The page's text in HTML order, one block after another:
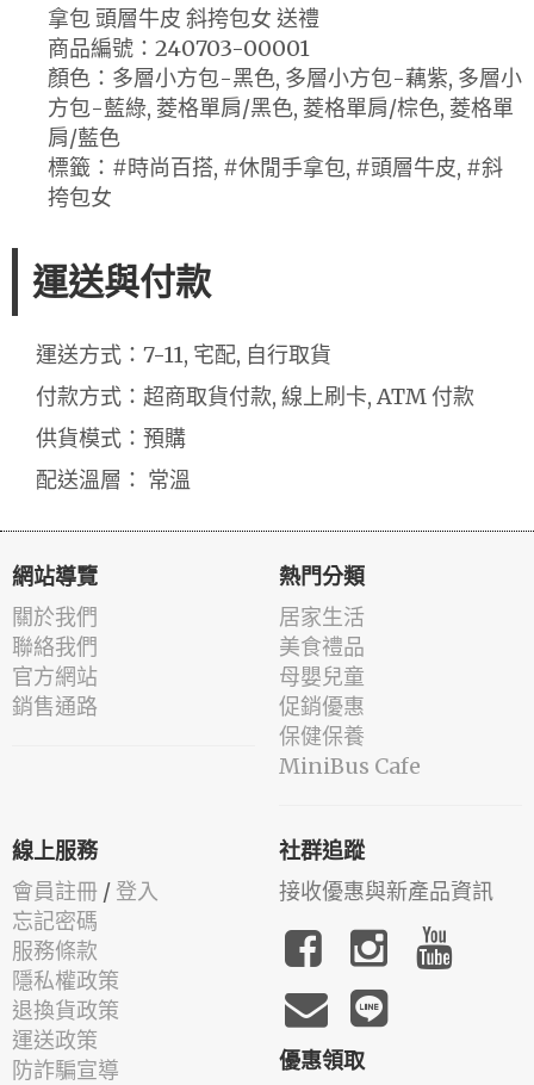
拿包 頭層牛皮 斜挎包女 送禮
商品編號：240703-00001
顏色：多層小方包-黑色, 多層小方包-藕紫, 多層小
方包-藍綠, 菱格單肩/黑色, 菱格單肩/棕色, 菱格單
肩/藍色
標籤：#時尚百搭, #休閒手拿包, #頭層牛皮, #斜
挎包女
運送與付款
運送方式：7-11, 宅配, 自行取貨
付款方式：超商取貨付款, 線上刷卡, ATM 付款
供貨模式：預購
配送溫層： 常溫
網站導覽
關於我們
聯絡我們
官方網站
銷售通路
熱門分類
居家生活
美食禮品
母嬰兒童
促銷優惠
保健保養
MiniBus Cafe
線上服務
會員註冊 / 登入
忘記密碼
服務條款
隱私權政策
退換貨政策
運送政策
防詐騙宣導
社群追蹤
接收優惠與新產品資訊
優惠領取